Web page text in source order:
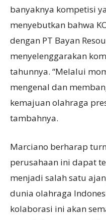
banyaknya kompetisi
menyebutkan bahwa
dengan PT Bayan
menyelenggarakan
tahunnya. “Melalui
mengenal dan
kemajuan olahraga
tambahnya.
Marciano berharap
perusahaan ini dapat
menjadi salah satu
dunia olahraga
kolaborasi ini akan